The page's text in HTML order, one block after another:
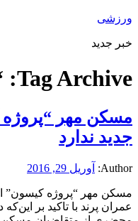
ورزشی
خبر جدید
Tag Archive:
مسکن مهر
جدید ندارد
Author: آوریل 29, 2016
مسکن مهر “پروژه کیسون”
عمران پرند با تاکید بر